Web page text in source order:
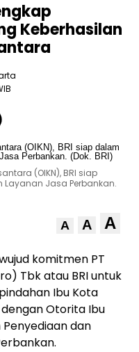
Keberhasilan
(OIKN), BRI siap
Jasa Perbankan.
A A A
komitmen PT
Tbk atau BRI untuk
Ibu Kota
Otorita Ibu
dan